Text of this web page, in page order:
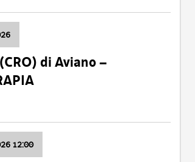
di Aviano –
12:00